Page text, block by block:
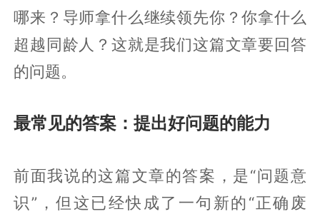
哪来？导师拿什么继续领先你？你拿什么
超越同龄人？这就是我们这篇文章要回答
的问题。
最常见的答案：提出好问题的能力
前面我说的这篇文章的答案，是“问题意
识”，但这已经快成了一句新的“正确废